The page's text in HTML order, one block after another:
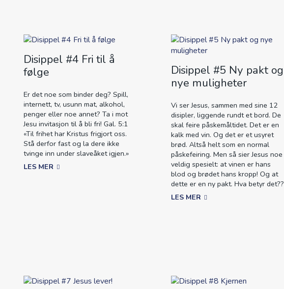
Disippel #4 Fri til å
følge
Er det noe som binder deg? Spill,
internett, tv, usunn mat, alkohol,
penger eller noe annet? Ta i mot
Jesu invitasjon til å bli fri! Gal. 5:1
«Til frihet har Kristus frigjort oss.
Stå derfor fast og la dere ikke
tvinge inn under slaveåket igjen.»
LES MER
Disippel #5 Ny pakt og
nye muligheter
Vi ser Jesus, sammen med sine 12
disipler, liggende rundt et bord. De
skal feire påskemåltidet. Det er en
kalk med vin. Og det er et usyret
brød. Altså helt som en normal
påskefeiring. Men så sier Jesus noe
veldig spesielt: at vinen er hans
blod og brødet hans kropp! Og at
dette er en ny pakt. Hva betyr det??
LES MER